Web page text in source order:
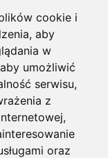
cookie i
aby
w
aby umożliwić
serwisu,
z
,
oraz